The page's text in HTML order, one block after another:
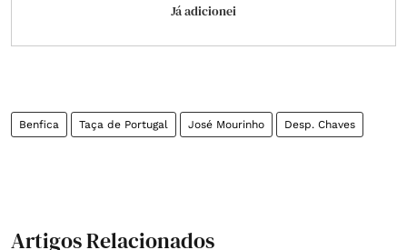
Já adicionei
Benfica Taça de Portugal José Mourinho Desp. Chaves
Artigos Relacionados